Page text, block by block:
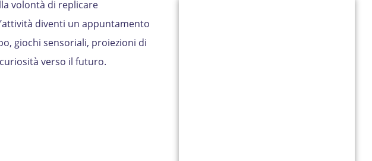
volontà di replicare
diventi un appuntamento
giochi sensoriali, proiezioni di
verso il futuro.